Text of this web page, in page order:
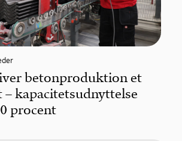
betonproduktion et
kapacitetsudnyttelse
procent